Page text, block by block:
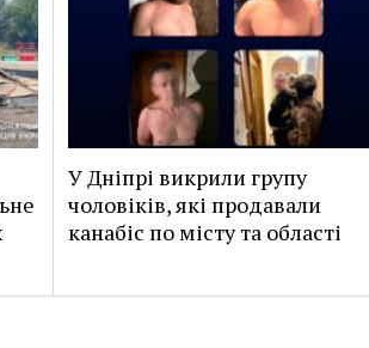
У Дніпрі викрили групу
чоловіків, які продавали
канабіс по місту та області